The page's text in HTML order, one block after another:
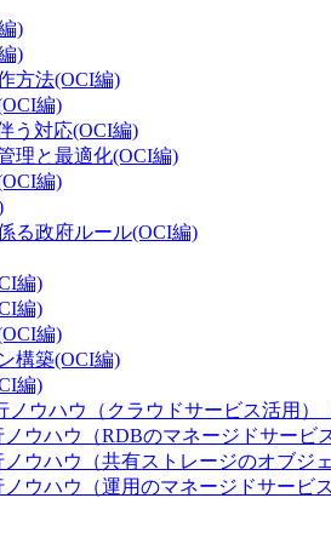
)
)
方法(OCI編)
編)
う対応(OCI編)
理と最適化(OCI編)
編)
る政府ルール(OCI編)
編)
編)
編)
構築(OCI編)
編)
ノウハウ（クラウドサービス活用）
ウハウ（RDBのマネージドサービ
ノウハウ（共有ストレージのオブジ
ウハウ（運用のマネージドサービ